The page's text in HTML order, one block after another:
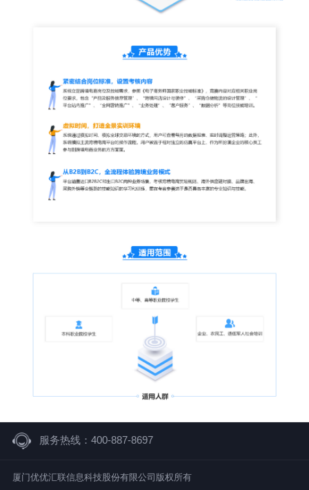
服务热线：400-887-8697
厦门优优汇联信息科技股份有限公司版权所有